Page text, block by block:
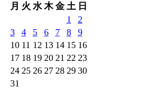
月 火 水 木 金 土 日
1
2
3
4 5 6 7 8
9
10 11 12 13 14 15 16
17 18 19 20 21 22 23
24 25 26 27 28 29 30
31